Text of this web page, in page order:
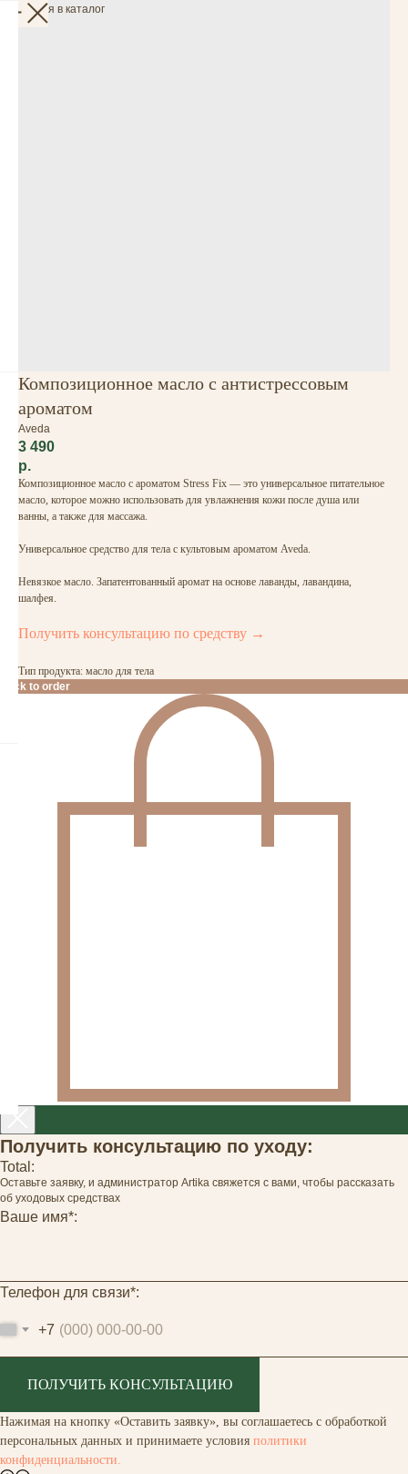
Вернуться в каталог
Композиционное масло с антистрессовым
ароматом
Aveda
3 490
р.
Композиционное масло с ароматом Stress Fix — это универсальное питательное
масло, которое можно использовать для увлажнения кожи после душа или
ванны, а также для массажа.
Универсальное средство для тела с культовым ароматом Aveda.
Невязкое масло. Запатентованный аромат на основе лаванды, лавандина,
шалфея.
Получить консультацию по средству →
Тип продукта: масло для тела
Click to order
Получить консультацию по уходу:
Total:
Оставьте заявку, и администратор Artika свяжется с вами, чтобы рассказать
об уходовых средствах
Ваше имя*:
Телефон для связи*:
+7
ПОЛУЧИТЬ КОНСУЛЬТАЦИЮ
Нажимая на кнопку «Оставить заявку», вы соглашаетесь с обработкой
персональных данных и принимаете условия политики
конфиденциальности.